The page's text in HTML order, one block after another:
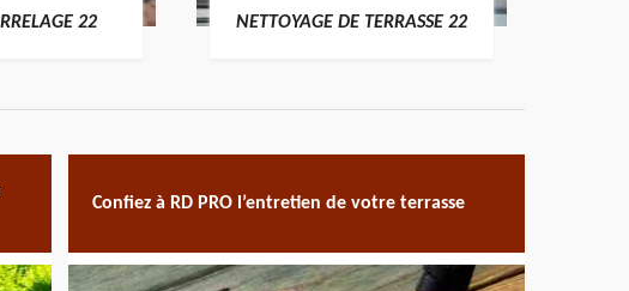
22 NETTOYAGE DE TERRASSE 22
Confiez à RD PRO l’entretien de votre terrasse